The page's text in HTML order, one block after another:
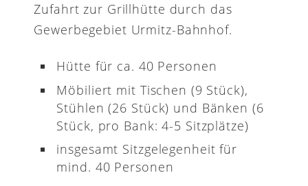
Zufahrt zur Grillhütte durch das
Gewerbegebiet Urmitz-Bahnhof.
Hütte für ca. 40 Personen
Möbiliert mit Tischen (9 Stück),
Stühlen (26 Stück) und Bänken (6
Stück, pro Bank: 4-5 Sitzplätze)
insgesamt Sitzgelegenheit für
mind. 40 Personen